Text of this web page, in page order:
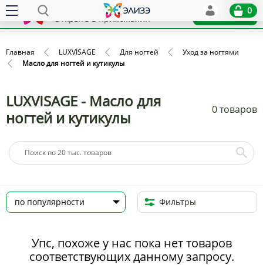
x
Открыть в приложении
Установить
0
Главная LUXVISAGE Для ногтей
Уход за ногтями
Масло для ногтей и кутикулы
LUXVISAGE - Масло для
ногтей и кутикулы
0 товаров
Фильтры
Упс, похоже у нас пока нет товаров
соответствующих данному запросу.